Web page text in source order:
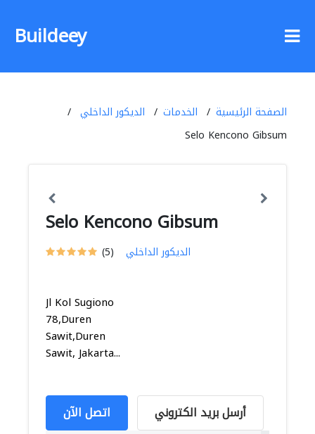
Buildeey
الصفحة الرئيسية الخدمات
الديكور الداخلي
Selo Kencono Gibsum
Selo Kencono Gibsum
(5) الديكور الداخلي
Jl Kol Sugiono
78,Duren
Sawit,Duren
Sawit, Jakarta...
اتصل الآن أرسل بريد الكتروني